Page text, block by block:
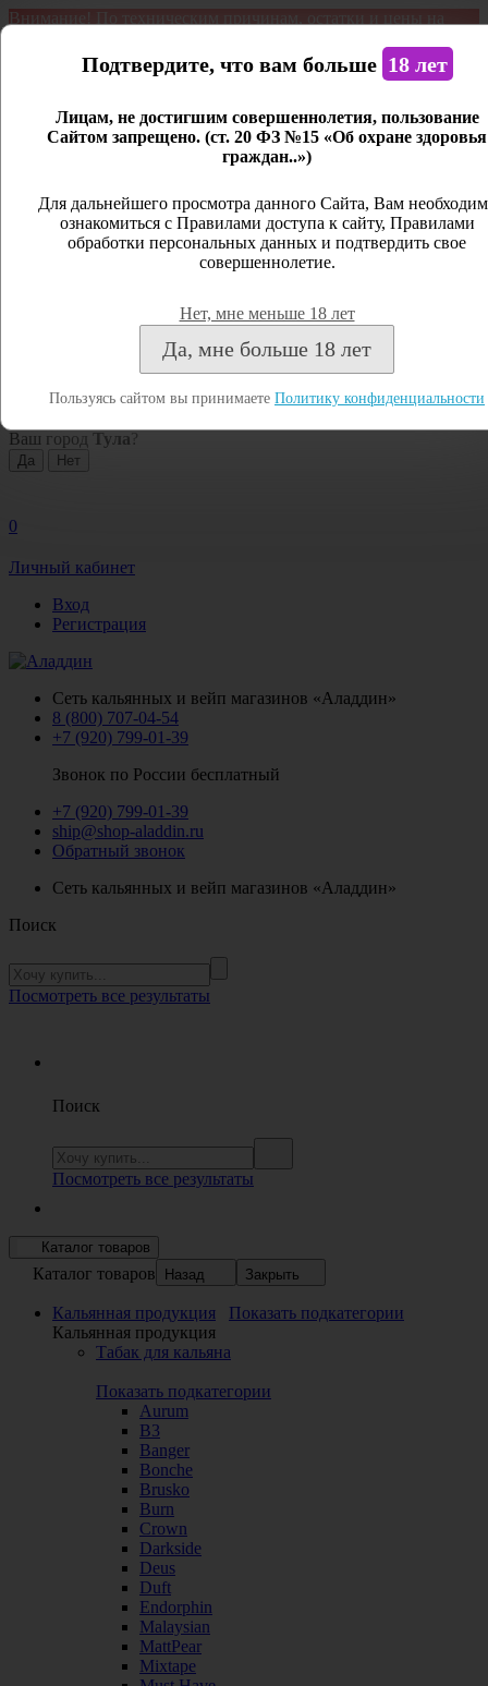
Внимание! По техническим причинам, остатки и цены на
является демонстрационным. Дистанционная продажа не
Открыть сайдбар
Личный кабинет
Закрыть
Посмотреть все результаты
Ваш город Тула ?
0
Личный кабинет
Вход
Регистрация
Сеть кальянных и вейп магазинов «Аладдин»
8 (800) 707-04-54
+7 (920) 799-01-39
Звонок по России бесплатный
+7 (920) 799-01-39
ship@shop-aladdin.ru
Обратный звонок
Сеть кальянных и вейп магазинов «Аладдин»
Поиск
Посмотреть все результаты
Поиск
Посмотреть все результаты
Каталог товаров
Каталог товаров Назад Закрыть
Кальянная продукция
Показать подкатегории
Кальянная продукция
Табак для кальяна
Показать подкатегории
Aurum
B3
Banger
Bonche
Brusko
Burn
Crown
Darkside
Deus
Duft
Endorphin
Malaysian
MattPear
Mixtape
Подтвердите, что вам больше 18 лет
Лицам, не достигшим совершеннолетия, пользование
Сайтом запрещено. (ст. 20 ФЗ №15 «Об охране здоровья
граждан..»)
Для дальнейшего просмотра данного Сайта, Вам
ознакомиться с Правилами доступа к сайту, Правилами
обработки персональных данных и подтвердить свое
совершеннолетие.
Нет, мне меньше 18 лет
Да, мне больше 18 лет
Пользуясь сайтом вы принимаете Политику конфиденциальности